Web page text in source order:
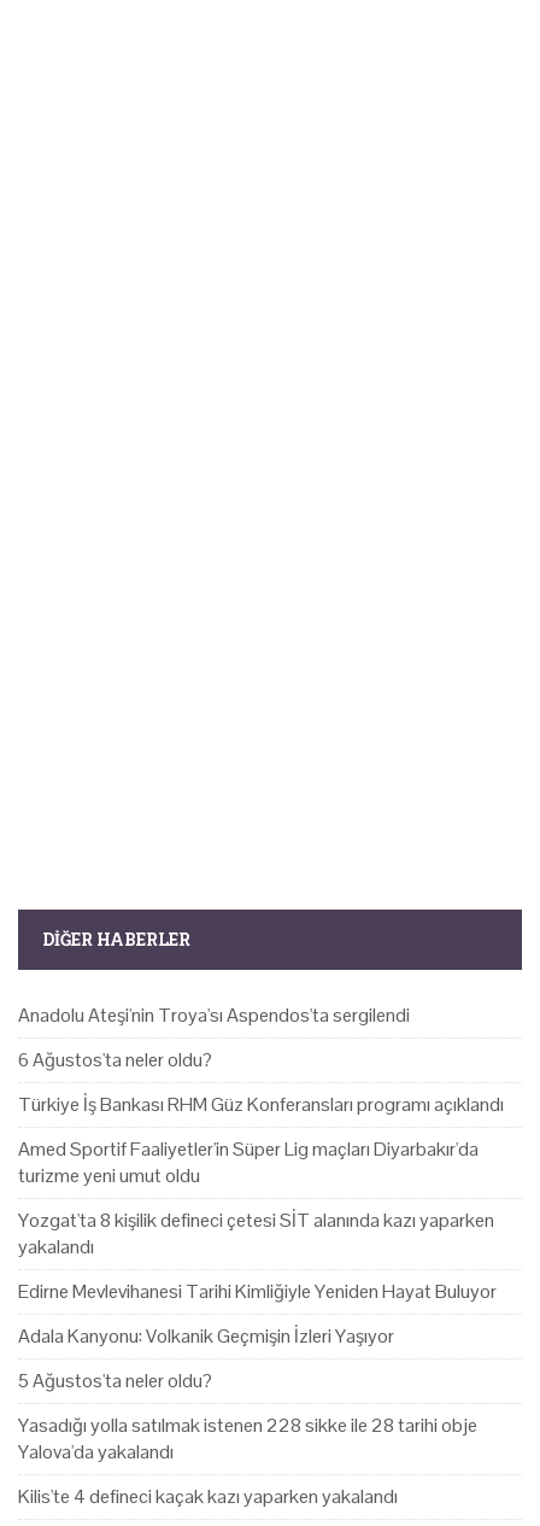
DIĞER HABERLER
Anadolu Ateşi'nin Troya'sı Aspendos'ta sergilendi
6 Ağustos'ta neler oldu?
Türkiye İş Bankası RHM Güz Konferansları programı açıklandı
Amed Sportif Faaliyetler'in Süper Lig maçları Diyarbakır'da
turizme yeni umut oldu
Yozgat'ta 8 kişilik defineci çetesi SİT alanında kazı yaparken
yakalandı
Edirne Mevlevihanesi Tarihi Kimliğiyle Yeniden Hayat Buluyor
Adala Kanyonu: Volkanik Geçmişin İzleri Yaşıyor
5 Ağustos'ta neler oldu?
Yasadığı yolla satılmak istenen 228 sikke ile 28 tarihi obje
Yalova'da yakalandı
Kilis'te 4 defineci kaçak kazı yaparken yakalandı